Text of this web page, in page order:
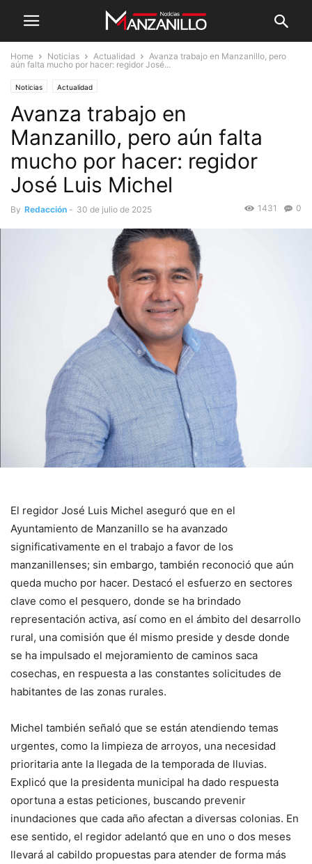
Home Noticias Actualidad
Avanza trabajo en Manzanillo, pero
aún falta mucho por hacer: regidor José...
Noticias Actualidad
Avanza trabajo en
Manzanillo, pero aún falta
mucho por hacer: regidor
José Luis Michel
By Redacción - 30 de julio de 2025 0
1431
El regidor José Luis Michel aseguró que en el
Ayuntamiento de Manzanillo se ha avanzado
significativamente en el trabajo a favor de los
manzanillenses; sin embargo, también reconoció que aún
queda mucho por hacer. Destacó el esfuerzo en sectores
clave como el pesquero, donde se ha brindado
representación activa, así como en el ámbito del desarrollo
rural, una comisión que él mismo preside y desde donde
se ha impulsado el mejoramiento de caminos saca
cosechas, en respuesta a las constantes solicitudes de
habitantes de las zonas rurales.
Michel también señaló que se están atendiendo temas
urgentes, como la limpieza de arroyos, una necesidad
prioritaria ante la llegada de la temporada de lluvias.
Explicó que la presidenta municipal ha dado respuesta
oportuna a estas peticiones, buscando prevenir
inundaciones que cada año afectan a diversas colonias. En
ese sentido, el regidor adelantó que en uno o dos meses
llevará al cabildo propuestas para atender de forma más